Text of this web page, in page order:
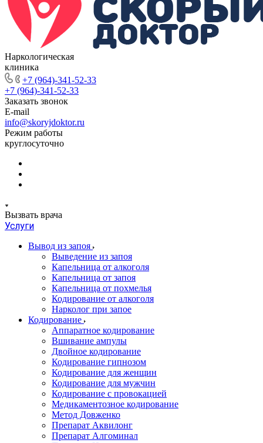
Наркологическая
клиника
+7 (964)-341-52-33
+7 (964)-341-52-33
Заказать звонок
E-mail
info@skoryjdoktor.ru
Режим работы
круглосуточно
Вызвать врача
Услуги
Вывод из запоя
Выведение из запоя
Капельница от алкоголя
Капельница от запоя
Капельница от похмелья
Кодирование от алкоголя
Нарколог при запое
Кодирование
Аппаратное кодирование
Вшивание ампулы
Двойное кодирование
Кодирование гипнозом
Кодирование для женщин
Кодирование для мужчин
Кодирование с провокацией
Медикаментозное кодирование
Метод Довженко
Препарат Аквилонг
Препарат Алгоминал